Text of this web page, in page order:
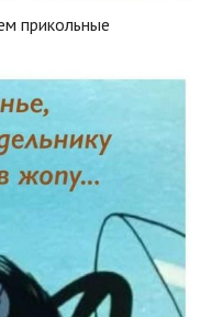
прикольные